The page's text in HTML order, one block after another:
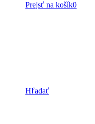
Prejsť na košík0
Hľadať